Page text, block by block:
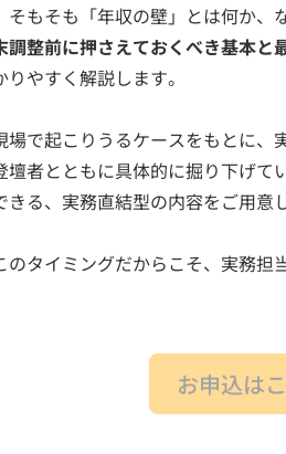
そもそも「年収の壁」とは何か
調整前に押さえておくべき基本と
やすく解説します。
場で起こりうるケースをもとに
壇者とともに具体的に掘り下げ
る、実務直結型の内容をご用意
のタイミングだからこそ、実務
お申込は